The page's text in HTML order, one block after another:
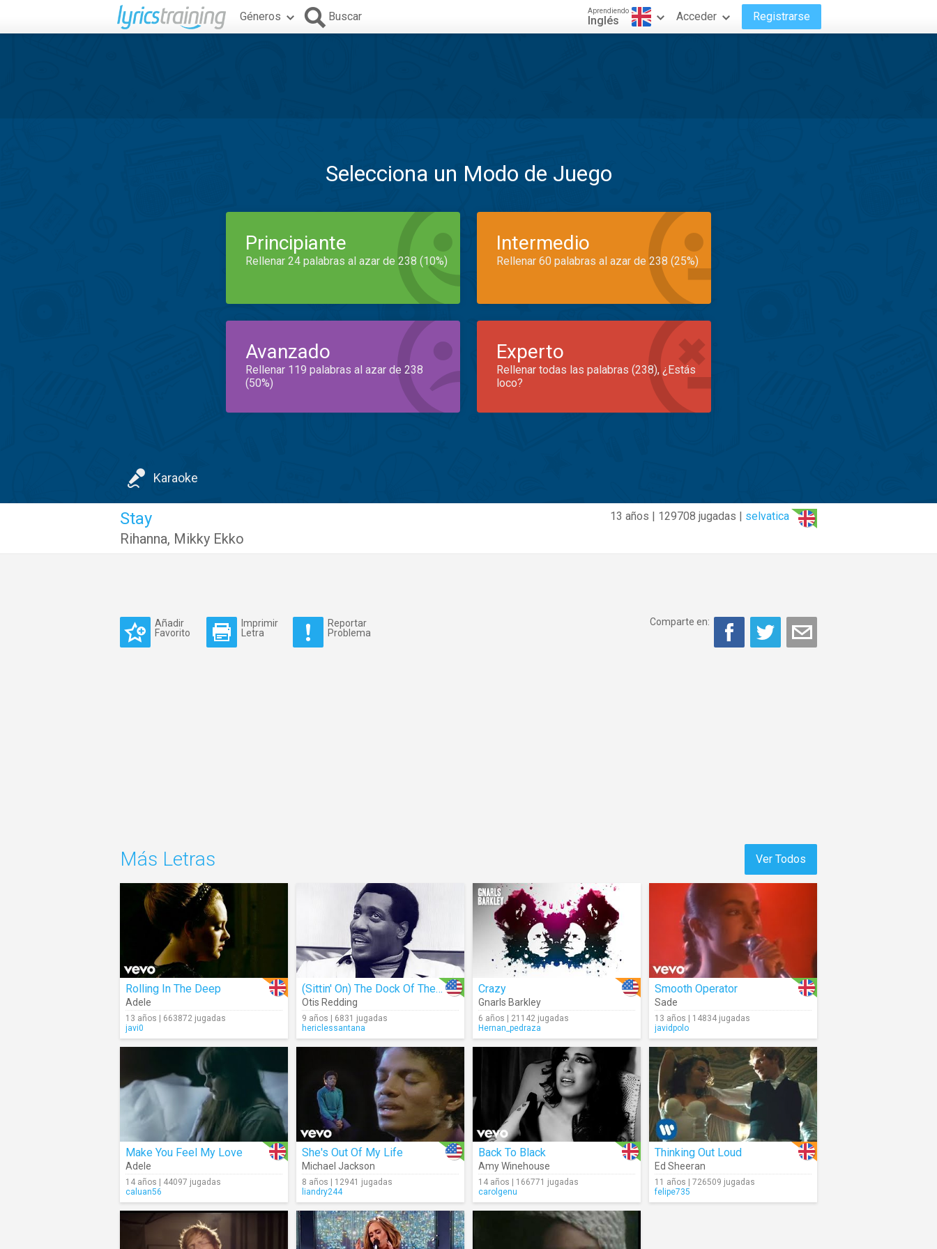
Géneros Buscar Aprendiendo
Inglés Acceder Registrarse
Selecciona un Modo de Juego
Principiante
Rellenar 24 palabras al azar de 238 (10%)
Intermedio
Rellenar 60 palabras al azar de 238 (25%)
Avanzado
Rellenar 119 palabras al azar de 238
(50%)
Experto
Rellenar todas las palabras (238), ¿Estás
loco?
Karaoke
13 años | 129708 jugadas | selvatica
Stay
Rihanna, Mikky Ekko
Añadir
Favorito
Imprimir
Letra
Reportar
Problema
Comparte en:
Ver Todos
Más Letras
Rolling In The Deep
Adele
13 años | 663872 jugadas
javi0
(Sittin' On) The Dock Of The Bay
Otis Redding
9 años | 6831 jugadas
hericlessantana
Crazy
Gnarls Barkley
6 años | 21142 jugadas
Hernan_pedraza
Smooth Operator
Sade
13 años | 14834 jugadas
javidpolo
Make You Feel My Love
Adele
14 años | 44097 jugadas
caluan56
She's Out Of My Life
Michael Jackson
8 años | 12941 jugadas
liandry244
Back To Black
Amy Winehouse
14 años | 166771 jugadas
carolgenu
Thinking Out Loud
Ed Sheeran
11 años | 726509 jugadas
felipe735